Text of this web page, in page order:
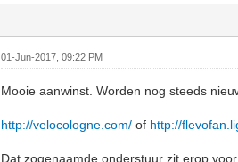
01-Jun-2017, 09:22 PM
Mooie aanwinst. Worden nog steeds
http://velocologne.com/ of http://
Dat zogenaamde onderstuur zit erop